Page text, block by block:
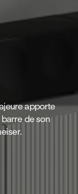
apporte
de son